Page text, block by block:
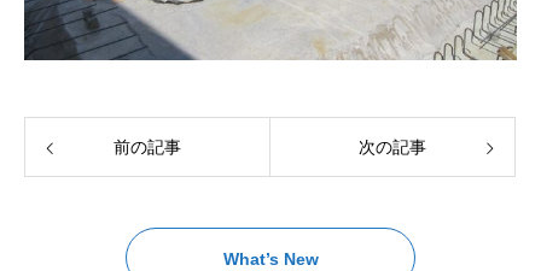
前の記事 次の記事
What’s New